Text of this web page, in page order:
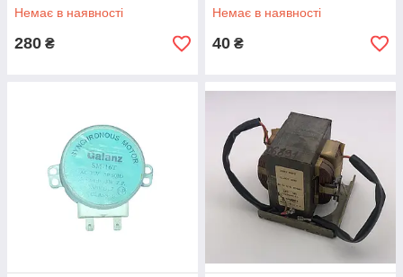
Немає в наявності
280 ₴
Немає в наявності
40 ₴